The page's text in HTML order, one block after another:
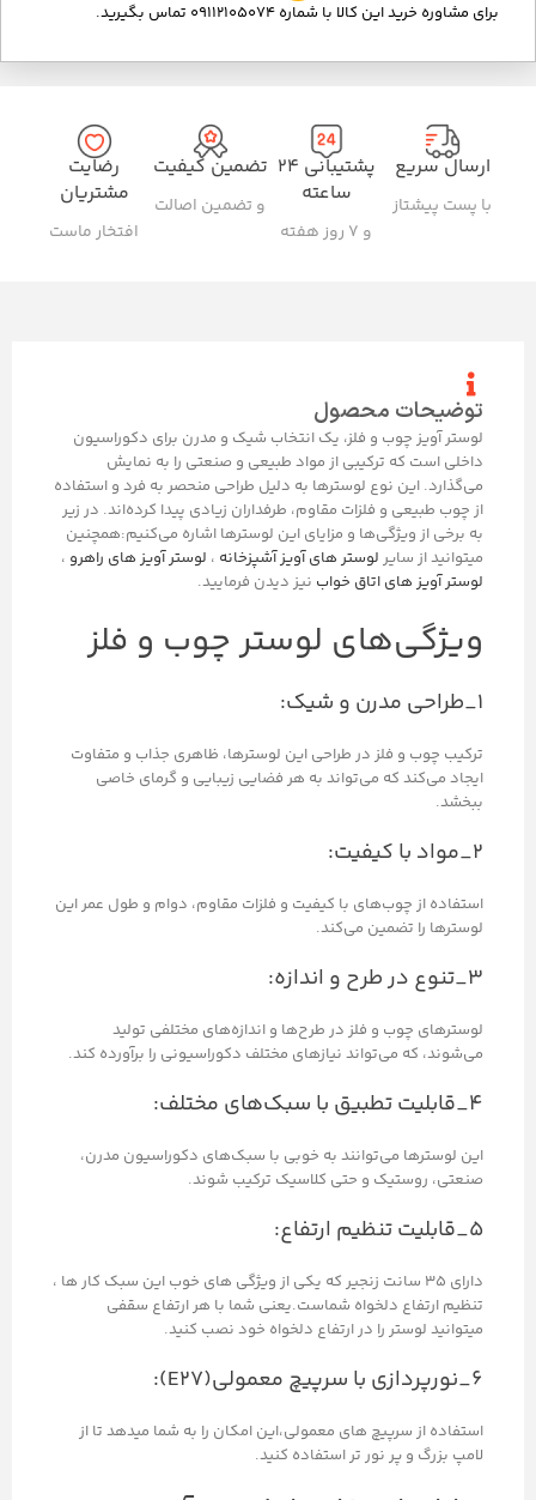
برای مشاوره خرید این کالا با شماره 09112105074 تماس بگیرید.
ارسال سریع
با پست پیشتاز
پشتیبانی ۲۴
ساعته
و ۷ روز هفته
تضمین کیفیت
و تضمین اصالت
رضایت
مشتریان
افتخار ماست
توضیحات محصول
لوستر آویز چوب و فلز، یک انتخاب شیک و مدرن برای دکوراسیون
داخلی است که ترکیبی از مواد طبیعی و صنعتی را به نمایش
می‌گذارد. این نوع لوسترها به دلیل طراحی منحصر به فرد و استفاده
از چوب طبیعی و فلزات مقاوم، طرفداران زیادی پیدا کرده‌اند. در زیر
به برخی از ویژگی‌ها و مزایای این لوسترها اشاره می‌کنیم:همچنین
میتوانید از سایر لوستر های آویز آشپزخانه ، لوستر آویز های راهرو ،
لوستر آویز های اتاق خواب نیز دیدن فرمایید.
ویژگی‌های لوستر چوب و فلز
۱_طراحی مدرن و شیک:
ترکیب چوب و فلز در طراحی این لوسترها، ظاهری جذاب و متفاوت
ایجاد می‌کند که می‌تواند به هر فضایی زیبایی و گرمای خاصی
ببخشد.
۲_مواد با کیفیت:
استفاده از چوب‌های با کیفیت و فلزات مقاوم، دوام و طول عمر این
لوسترها را تضمین می‌کند.
۳_تنوع در طرح و اندازه:
لوسترهای چوب و فلز در طرح‌ها و اندازه‌های مختلفی تولید
می‌شوند، که می‌تواند نیازهای مختلف دکوراسیونی را برآورده کند.
۴_قابلیت تطبیق با سبک‌های مختلف:
این لوسترها می‌توانند به خوبی با سبک‌های دکوراسیون مدرن،
صنعتی، روستیک و حتی کلاسیک ترکیب شوند.
۵_قابلیت تنظیم ارتفاع:
دارای 35 سانت زنجیر که یکی از ویژگی های خوب این سبک کار ها ،
تنظیم ارتفاع دلخواه شماست.یعنی شما با هر ارتفاع سقفی
میتوانید لوستر را در ارتفاع دلخواه خود نصب کنید.
۶_نورپردازی با سرپیچ معمولی(E27):
استفاده از سرپیچ های معمولی،این امکان را به شما میدهد تا از
لامپ بزرگ و پر نور تر استفاده کنید.